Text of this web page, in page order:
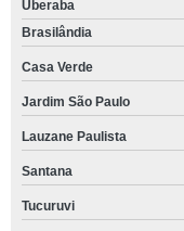
Uberaba
Brasilândia
Casa Verde
Jardim São Paulo
Lauzane Paulista
Santana
Tucuruvi